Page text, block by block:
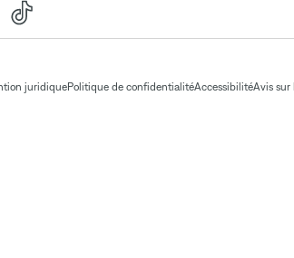
juridiquePolitique de confidentialitéAccessibilitéAvis sur